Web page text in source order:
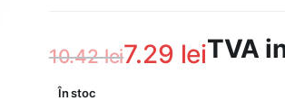
10.42lei
Prețul
7.29 lei
Prețul
TVA
În stoc